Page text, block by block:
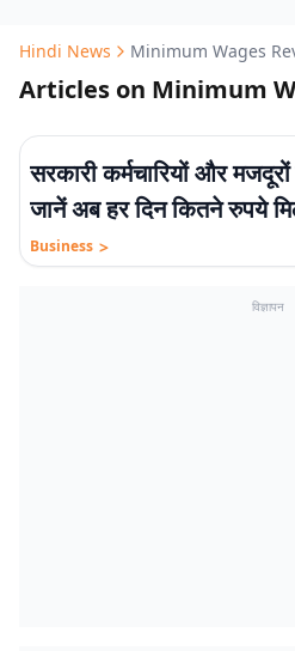
Hindi News Minimum Wages
Articles on Minimum
सरकारी कर्मचारियों और
जानें अब हर दिन कितने रुपये
Business >
विज्ञापन